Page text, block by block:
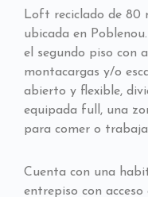
Loft reciclado de 80
ubicada en
el segundo piso con
montacargas y/o
abierto y flexible,
equipada full, una
para comer o
Cuenta con una
entrepiso con acceso